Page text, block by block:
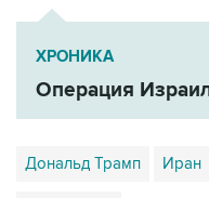
ХРОНИКА
Операция
Дональд Трамп Иран